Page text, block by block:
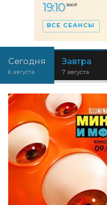
19:10 500 ₽
ВСЕ СЕАНСЫ
Сегодня
6 августа
Завтра
7 августа